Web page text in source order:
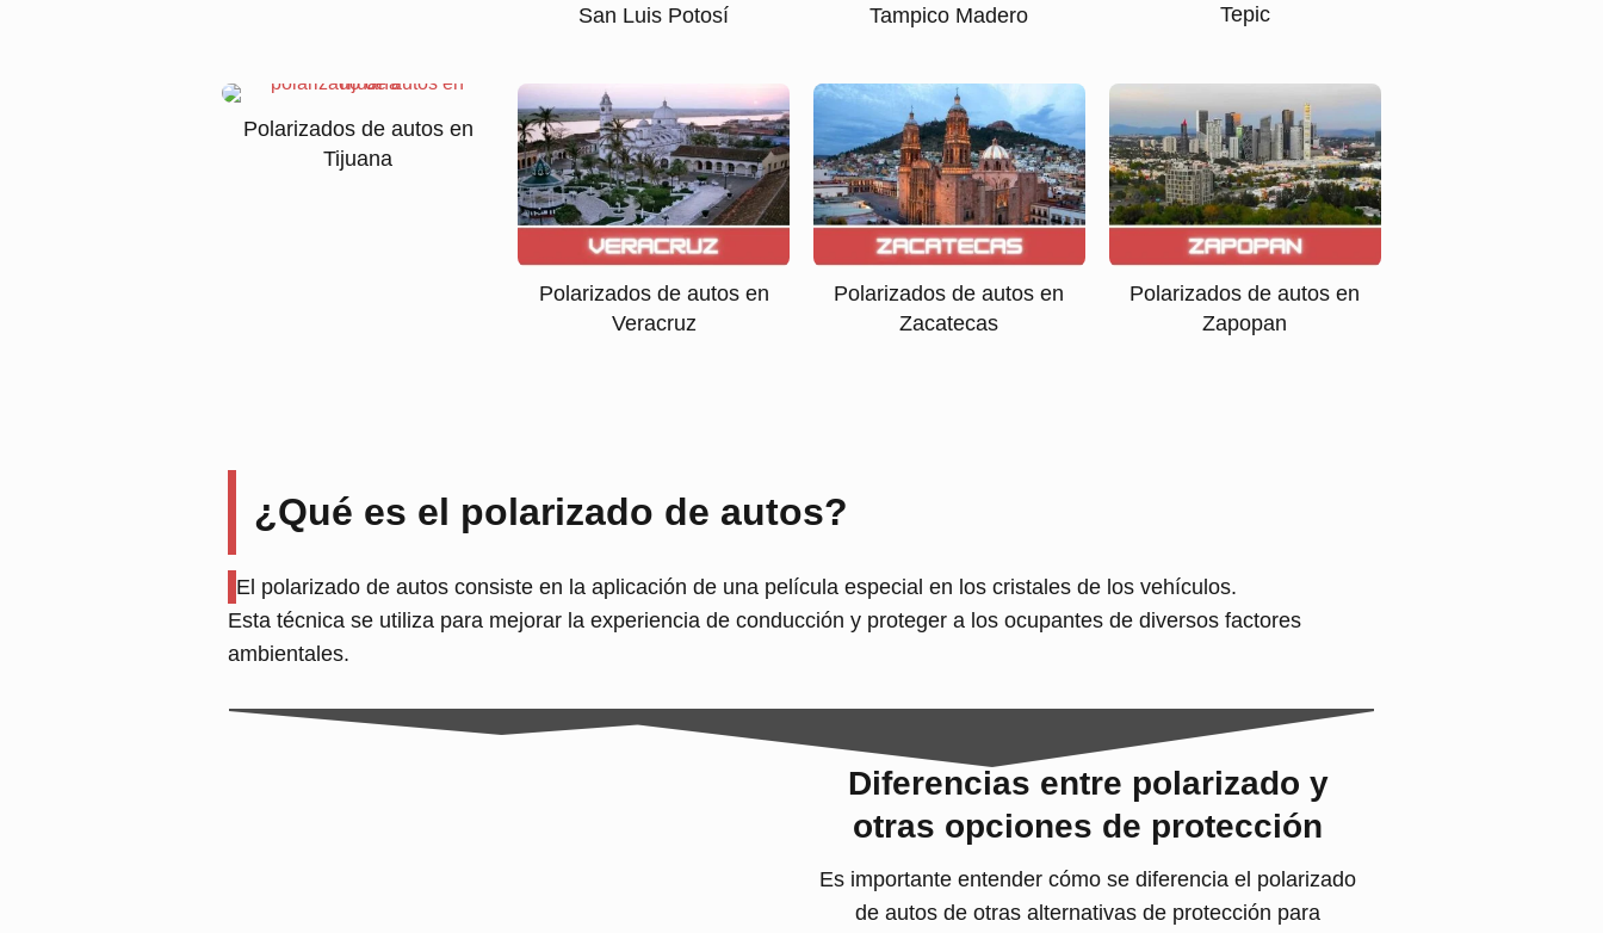
San Luis Potosí
Tampico Madero
Tepic
Polarizados de autos en
Tijuana
Polarizados de autos en
Veracruz
Polarizados de autos en
Zacatecas
Polarizados de autos en
Zapopan
¿Qué es el polarizado de autos?
El polarizado de autos consiste en la aplicación de una película especial en los cristales de los vehículos.
Esta técnica se utiliza para mejorar la experiencia de conducción y proteger a los ocupantes de diversos factores
ambientales.
Diferencias entre polarizado y
otras opciones de protección
Es importante entender cómo se diferencia el polarizado
de autos de otras alternativas de protección para